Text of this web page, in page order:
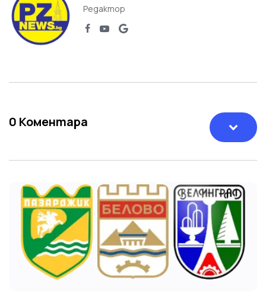
Редактор
0 Коментара